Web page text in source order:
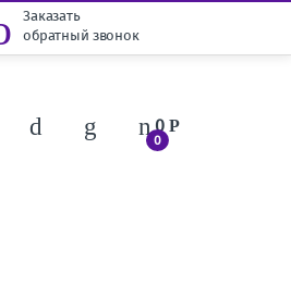
Заказать
обратный звонок
0
0Р